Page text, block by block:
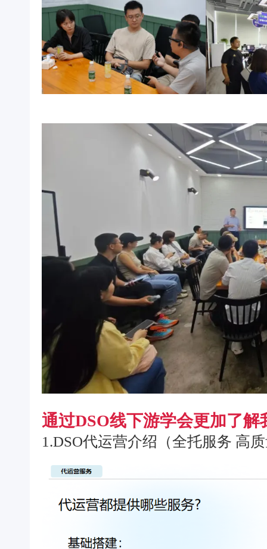
通过DSO线下游学会更加了解
1.DSO代运营介绍（全托服务 高